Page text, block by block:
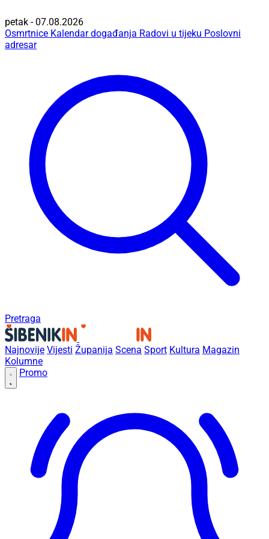
petak - 07.08.2026
Osmrtnice Kalendar događanja Radovi u tijeku Poslovni
adresar
Pretraga
Najnovije Vijesti Županija Scena Sport Kultura Magazin
Kolumne
Promo